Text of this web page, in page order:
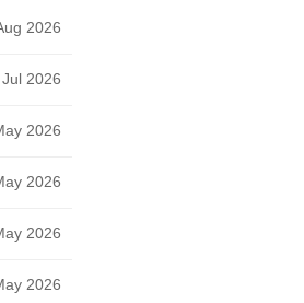
2026
2026
2026
2026
2026
2026